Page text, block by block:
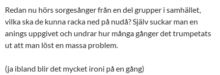
Redan nu hörs sorgesånger från en del grupper i samhället,
vilka ska de kunna racka ned på nudå? Själv suckar man en
anings uppgivet och undrar hur många gånger det trumpetats
ut att man löst en massa problem.
(ja ibland blir det mycket ironi på en gång)